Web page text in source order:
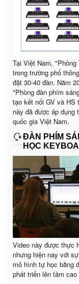
Tại Việt Nam,
trong trường phổ
đặt 30-40 đàn. Năm
"Phòng đàn phím
tạo kết nối GV và HS
này đã được áp dụng
quốc gia Việt Nam.
ĐÀN PHÍM
HỌC
Video này được thực
nhưng hiện nay với
mô hình tự học bằng
phát triển lên tầm cao